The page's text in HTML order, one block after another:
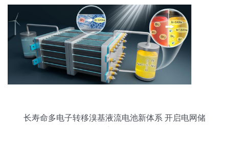
长寿命多电子转移溴基液流电池新体系 开启电网储